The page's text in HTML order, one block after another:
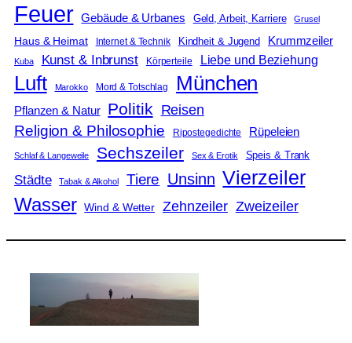
Feuer Gebäude & Urbanes Geld, Arbeit, Karriere Grusel
Haus & Heimat Internet & Technik Kindheit & Jugend Krummzeiler
Kuba Kunst & Inbrunst Körperteile Liebe und Beziehung
Luft Marokko Mord & Totschlag München
Pflanzen & Natur Politik Reisen
Religion & Philosophie Ripostegedichte Rüpeleien
Schlaf & Langeweile Sechszeiler Sex & Erotik Speis & Trank
Städte Tabak & Alkohol Tiere Unsinn Vierzeiler
Wasser Wind & Wetter Zehnzeiler Zweizeiler